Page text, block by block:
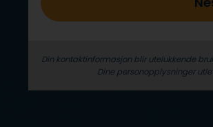
Din kontaktinformasjon blir utelukkende
Dine person­­opplysninger